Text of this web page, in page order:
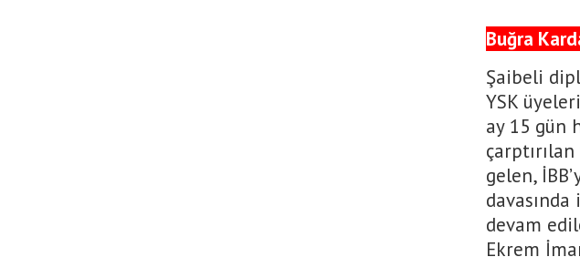
Buğra
Şaibeli
YSK
ay 15 gün
gelen,
davasında
devam
Ekrem